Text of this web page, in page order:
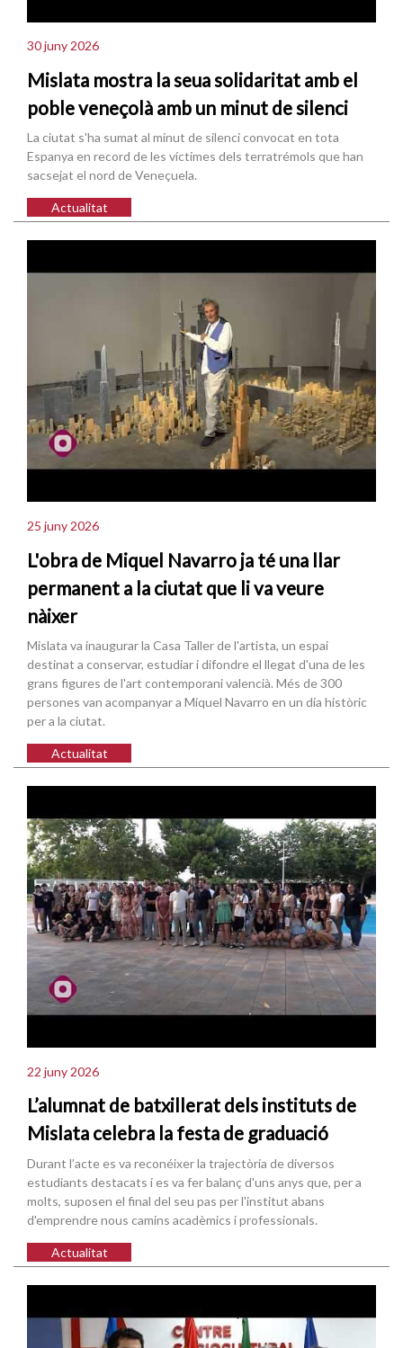
30 juny 2026
Mislata mostra la seua solidaritat amb el
poble veneçolà amb un minut de silenci
La ciutat s'ha sumat al minut de silenci convocat en tota
Espanya en record de les víctimes dels terratrémols que han
sacsejat el nord de Veneçuela.
Actualitat
25 juny 2026
L'obra de Miquel Navarro ja té una llar
permanent a la ciutat que li va veure
nàixer
Mislata va inaugurar la Casa Taller de l'artista, un espai
destinat a conservar, estudiar i difondre el llegat d'una de les
grans figures de l'art contemporani valencià. Més de 300
persones van acompanyar a Miquel Navarro en un dia històric
per a la ciutat.
Actualitat
22 juny 2026
L’alumnat de batxillerat dels instituts de
Mislata celebra la festa de graduació
Durant l’acte es va reconéixer la trajectòria de diversos
estudiants destacats i es va fer balanç d'uns anys que, per a
molts, suposen el final del seu pas per l'institut abans
d'emprendre nous camins acadèmics i professionals.
Actualitat